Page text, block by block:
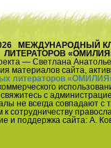
МЕЖДУНАРОДНЫЙ
ЛИТЕРАТОРОВ
— Светлана
материалов сайта,
литераторов
свяжитесь с
не всегда совпадают с
сотрудничеству
и поддержка сайта: А.